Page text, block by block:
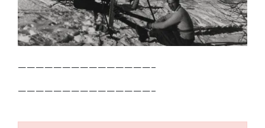
———————————————–
———————————————–